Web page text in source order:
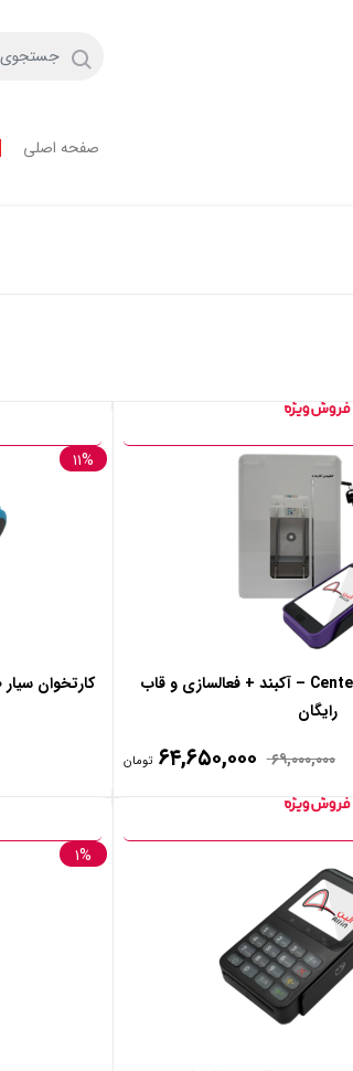
صفحه اصلی
کشلس دیواری Centerm K9 – آکبند + فعالسازی و قاب
رایگان
۶۹,۰۰۰,۰۰۰ ۶۴,۶۵۰,۰۰۰ تومان
کارتخوان سیار SZZT I90 – آکبند + فعالسازی و کیف رایگان
۱۱%
۱%